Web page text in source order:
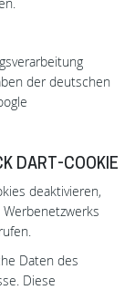
der deutschen
DART-COOKIE
deaktivieren,
Daten des
Diese